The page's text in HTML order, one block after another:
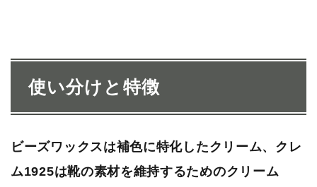
使い分けと特徴
ビーズワックスは補色に特化したクリーム、クレ
ム1925は靴の素材を維持するためのクリーム